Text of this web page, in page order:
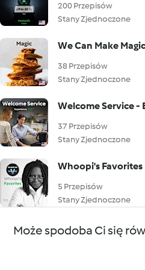
200 Przepisów
Stany Zjednoczone
We Can Make
38 Przepisów
Stany Zjednoczone
Welcome Service -
37 Przepisów
Stany Zjednoczone
Whoopi's Favorites
5 Przepisów
Stany Zjednoczone
Może spodoba Ci się